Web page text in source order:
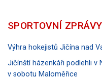
SPORTOVNÍ ZPRÁVY
Výhra hokejistů Jičína nad
Jičínští házenkáři podlehli v
v sobotu Maloměřice